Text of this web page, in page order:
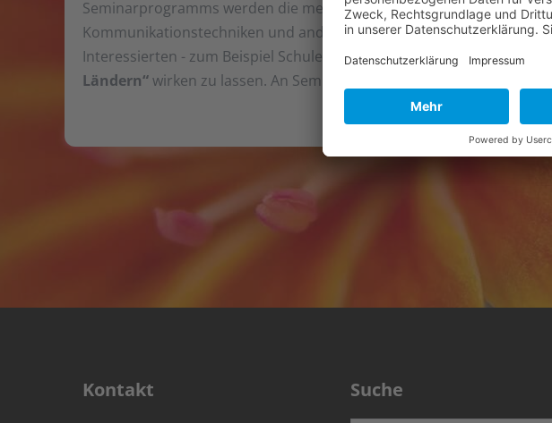
Seminarprogramms werden die meist aus Entwicklungsländern
Kommunikationstechniken und anderen Bereichen. Sinn des
Interessierten - zum Beispiel Schulen, kirchliche Einrichtungen oder
Ländern“wirken zu lassen. An Seminaren der
Kontakt Suche